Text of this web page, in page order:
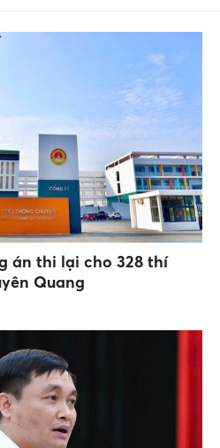
án thi lại cho 328 thí
Quang